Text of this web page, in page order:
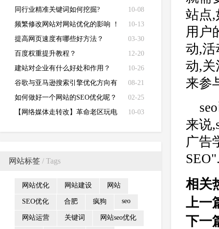
10-08
同行业精准关键词如何挖掘?
10-13
频繁修改网站对网站优化的影响 ！
03-30
提高网页速度有哪些好方法？
12-20
百度权重提升教程？
10-26
建站对企业有什么好处和作用？
08-21
谷歌与亚马逊搜索引擎优化方向有
哪些不同？
02-25
如何做好一个网站的SEO优化呢？
10-03
【网络媒体走转改】革命老区玩电
网站标签 / Tags
网站优化 网站建设 网站
SEO优化 合肥 疯狗 seo
网站运营 关键词 网站seo优化
站点,
用户
动,活
动,关
来参
来说
广告
相关
上一
下一